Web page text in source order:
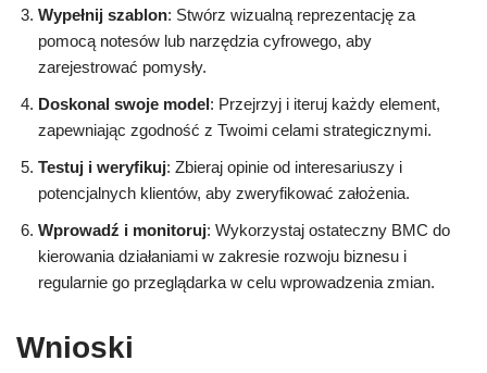
Wypełnij szablon: Stwórz wizualną reprezentację za
pomocą notesów lub narzędzia cyfrowego, aby
zarejestrować pomysły.
Doskonal swoje model: Przejrzyj i iteruj każdy element,
zapewniając zgodność z Twoimi celami strategicznymi.
Testuj i weryfikuj: Zbieraj opinie od interesariuszy i
potencjalnych klientów, aby zweryfikować założenia.
Wprowadź i monitoruj: Wykorzystaj ostateczny BMC do
kierowania działaniami w zakresie rozwoju biznesu i
regularnie go przeglądarka w celu wprowadzenia zmian.
Wnioski